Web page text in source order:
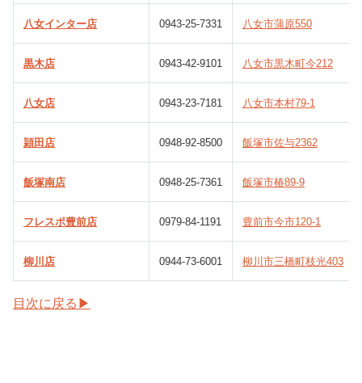
八女インター店 0943-25-7331 八女市蒲原550
黒木店 0943-42-9101 八女市黒木町今212
八女店 0943-23-7181 八女市本村79-1
頴田店 0948-92-8500 飯塚市佐与2362
飯塚南店 0948-25-7361 飯塚市椿89-9
フレスポ豊前店 0979-84-1191 豊前市今市120-1
柳川店 0944-73-6001 柳川市三橋町枝光403
目次に戻る▶